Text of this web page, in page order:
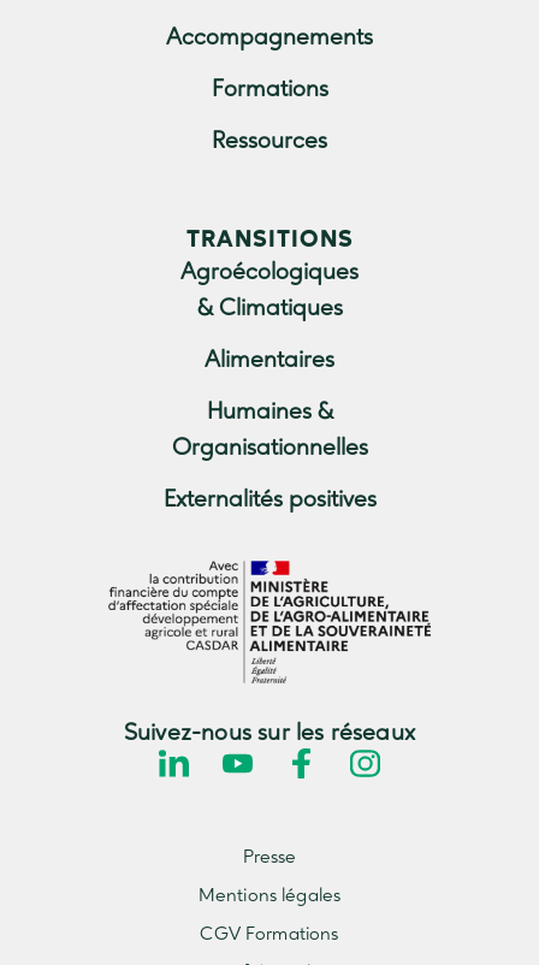
Accompagnements
Formations
Ressources
TRANSITIONS
Agroécologiques
& Climatiques
Alimentaires
Humaines &
Organisationnelles
Externalités positives
Suivez-nous sur les réseaux
Presse
Mentions légales
CGV Formations